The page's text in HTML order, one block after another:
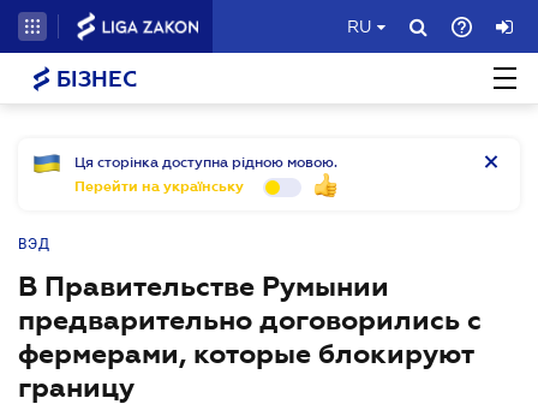
RU
БІЗНЕС
Ця сторінка доступна рідною мовою.
Перейти на українську
ВЭД
В Правительстве Румынии
предварительно договорились с
фермерами, которые блокируют
границу